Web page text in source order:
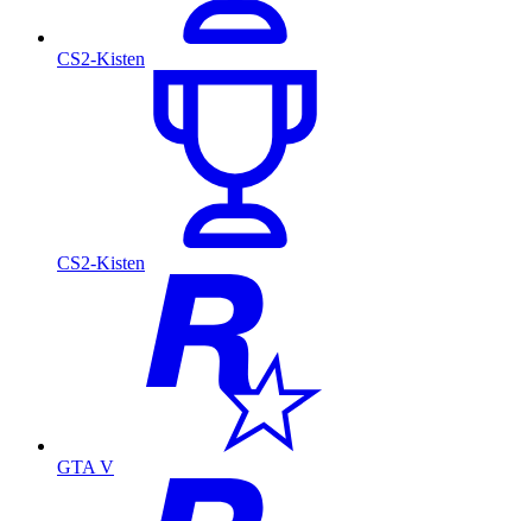
CS2-Kisten
CS2-Kisten
GTA V